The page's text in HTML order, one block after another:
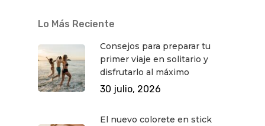
Lo Más Reciente
Consejos para preparar tu
primer viaje en solitario y
disfrutarlo al máximo
30 julio, 2026
El nuevo colorete en stick